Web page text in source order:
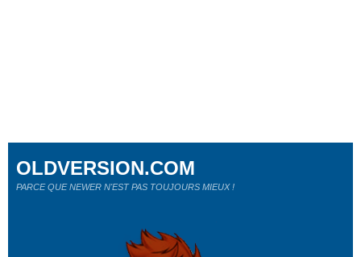
OLDVERSION.COM
PARCE QUE NEWER N'EST PAS TOUJOURS MIEUX !